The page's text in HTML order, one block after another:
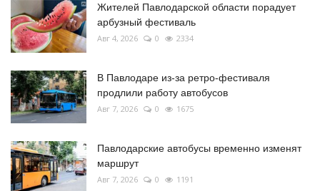
Жителей Павлодарской области порадует
арбузный фестиваль
Авг 4, 2026 0 2334
В Павлодаре из-за ретро-фестиваля
продлили работу автобусов
Авг 7, 2026 0 1675
Павлодарские автобусы временно изменят
маршрут
Авг 7, 2026 0 1191